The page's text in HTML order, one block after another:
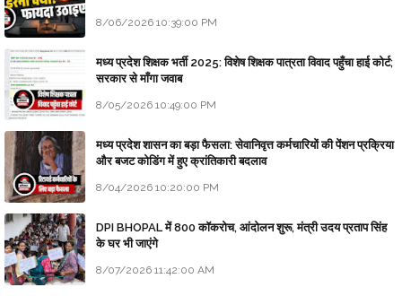
8/06/2026 10:39:00 PM
मध्य प्रदेश शिक्षक भर्ती 2025: विशेष शिक्षक पात्रता विवाद पहुँचा हाई कोर्ट;
सरकार से माँगा जवाब
8/05/2026 10:49:00 PM
मध्य प्रदेश शासन का बड़ा फैसला: सेवानिवृत्त कर्मचारियों की पेंशन प्रक्रिया
और बजट कोडिंग में हुए क्रांतिकारी बदलाव
8/04/2026 10:20:00 PM
DPI BHOPAL में 800 कॉकरोच, आंदोलन शुरू, मंत्री उदय प्रताप सिंह
के घर भी जाएंगे
8/07/2026 11:42:00 AM